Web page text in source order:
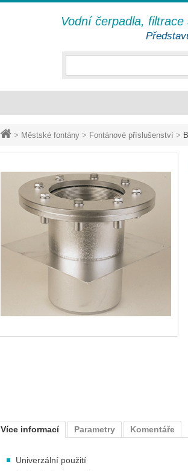
> Městské fontány > Fontánové příslušenství >
Více informací Parametry Komentáře
Univerzální použití
Vodní čerpadla,